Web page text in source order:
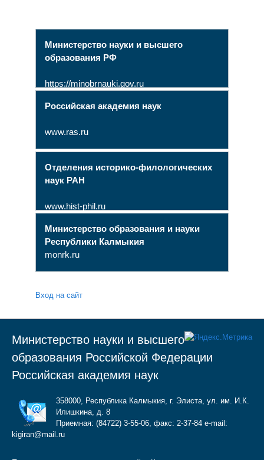
Министерство науки и высшего
образования РФ
https://minobrnauki.gov.ru
Российская академия наук
www.ras.ru
Отделения историко-филологических
наук РАН
www.hist-phil.ru
Министерство образования и науки
Республики Калмыкия
monrk.ru
Вход на сайт
Министерство науки и высшего
образования Российской Федерации
Российская академия наук
358000, Республика Калмыкия, г. Элиста, ул. им. И.К.
Илишкина, д. 8
Приемная: (84722) 3-55-06, факс: 2-37-84 e-mail:
kigiran@mail.ru